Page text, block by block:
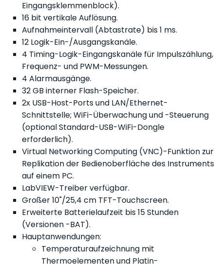
Eingangsklemmenblock).
16 bit vertikale Auflösung.
Aufnahmeintervall (Abtastrate) bis 1 ms.
12 Logik-Ein-/Ausgangskanäle.
4 Timing-Logik-Eingangskanäle für Impulszählung,
Frequenz- und PWM-Messungen.
4 Alarmausgänge.
32 GB interner Flash-Speicher.
2x USB-Host-Ports und LAN/Ethernet-
Schnittstelle; WiFi-Überwachung und -Steuerung
(optional Standard-USB-WiFi-Dongle
erforderlich).
Virtual Networking Computing (VNC)-Funktion zur
Replikation der Bedienoberfläche des Instruments
auf einem PC.
LabVIEW-Treiber verfügbar.
Großer 10"/25,4 cm TFT-Touchscreen.
Erweiterte Batterielaufzeit bis 15 Stunden
(Versionen -BAT).
Hauptanwendungen:
Temperaturaufzeichnung mit
Thermoelementen und Platin-